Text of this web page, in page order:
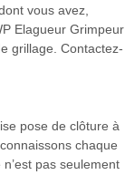
vous avez,
Elagueur Grimpeur
grillage. Contactez-
pose de clôture à
chaque
pas seulement